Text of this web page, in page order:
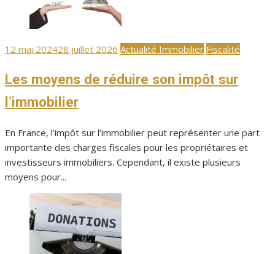
Publié
12 mai 202428 juillet 2026 Actualité Immobilier Fiscalité
Les moyens de réduire son impôt sur
l’immobilier
En France, l’impôt sur l’immobilier peut représenter une part
importante des charges fiscales pour les propriétaires et
investisseurs immobiliers. Cependant, il existe plusieurs
moyens pour...